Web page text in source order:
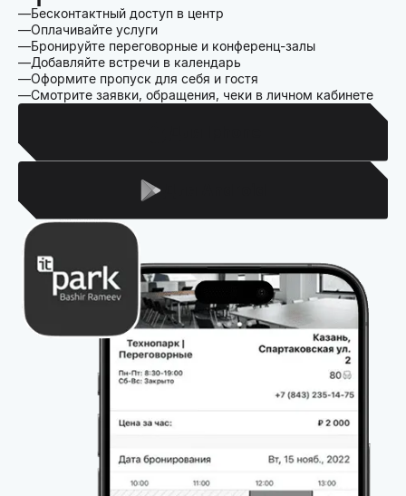
Бесконтактный доступ в центр
Оплачивайте услуги
Бронируйте переговорные и конференц-залы
Добавляйте встречи в календарь
Оформите пропуск для себя и гостя
Смотрите заявки, обращения, чеки в личном кабинете